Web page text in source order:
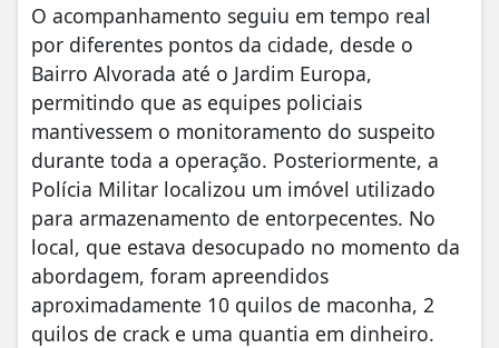
O acompanhamento seguiu em tempo real
por diferentes pontos da cidade, desde o
Bairro Alvorada até o Jardim Europa,
permitindo que as equipes policiais
mantivessem o monitoramento do suspeito
durante toda a operação. Posteriormente, a
Polícia Militar localizou um imóvel utilizado
para armazenamento de entorpecentes. No
local, que estava desocupado no momento da
abordagem, foram apreendidos
aproximadamente 10 quilos de maconha, 2
quilos de crack e uma quantia em dinheiro.